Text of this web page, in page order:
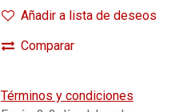
Añadir a lista de deseos
Comparar
Términos y condiciones